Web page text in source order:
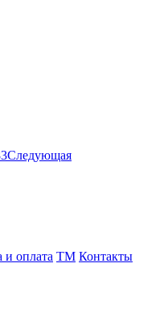
Следующая
и оплата TM Контакты